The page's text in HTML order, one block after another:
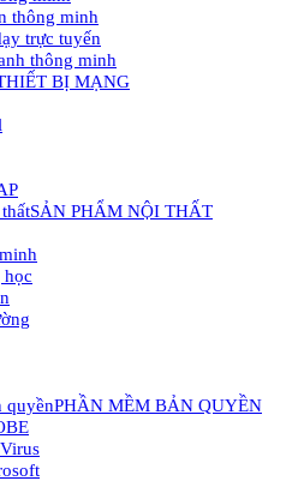
thông minh
trực tuyến
thông minh
BỊ MẠNG
SẢN PHẨM NỘI THẤT
học
PHẦN MỀM BẢN QUYỀN